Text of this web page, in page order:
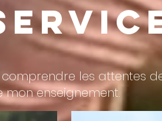
les attentes
enseignement.